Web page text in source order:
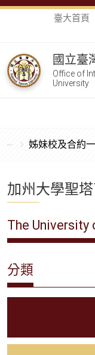
臺大首頁
國立臺
Office of
University
姊妹校及合約
加州大學聖
The University
分類